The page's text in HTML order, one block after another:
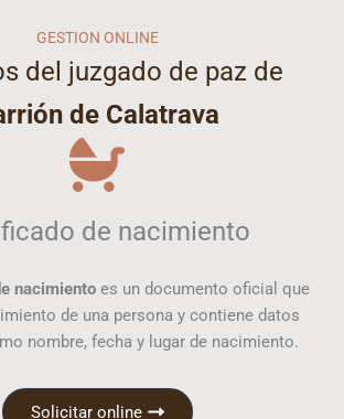
GESTION ONLINE
del juzgado de paz de
de Calatrava
de nacimiento
nacimiento es un documento oficial que
de una persona y contiene datos
nombre, fecha y lugar de nacimiento.
Solicitar online